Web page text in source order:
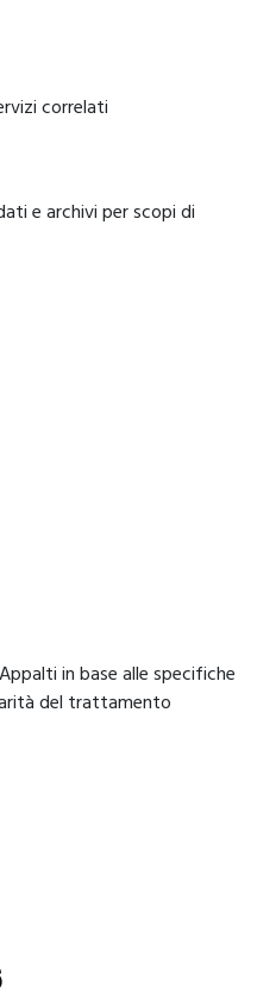
correlati
e archivi per scopi di
in base alle specifiche
del trattamento